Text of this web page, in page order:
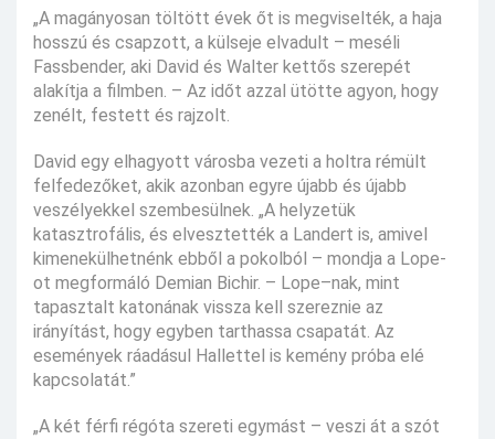
„A magányosan töltött évek őt is megviselték, a haja
hosszú és csapzott, a külseje elvadult – meséli
Fassbender, aki David és Walter kettős szerepét
alakítja a filmben. – Az időt azzal ütötte agyon, hogy
zenélt, festett és rajzolt.
David egy elhagyott városba vezeti a holtra rémült
felfedezőket, akik azonban egyre újabb és újabb
veszélyekkel szembesülnek. „A helyzetük
katasztrofális, és elvesztették a Landert is, amivel
kimenekülhetnénk ebből a pokolból – mondja a Lope-
ot megformáló Demian Bichir. – Lope–nak, mint
tapasztalt katonának vissza kell szereznie az
irányítást, hogy egyben tarthassa csapatát. Az
események ráadásul Hallettel is kemény próba elé
kapcsolatát.”
„A két férfi régóta szereti egymást – veszi át a szót